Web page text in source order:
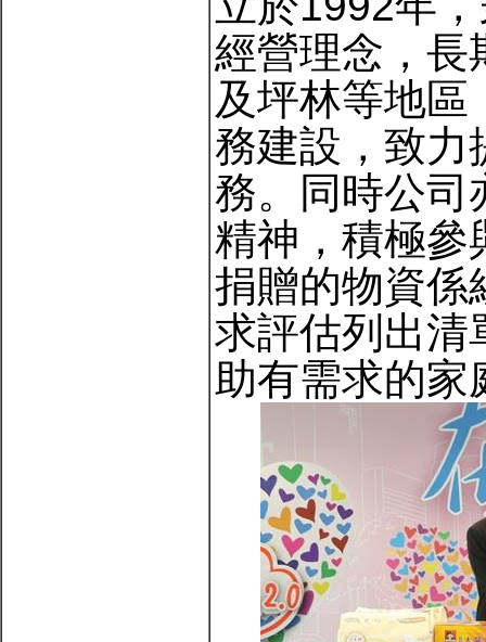
經營理念，長
及坪林等地區
務建設，致力
務。同時公司
精神，積極參
捐贈的物資係
求評估列出清
助有需求的家